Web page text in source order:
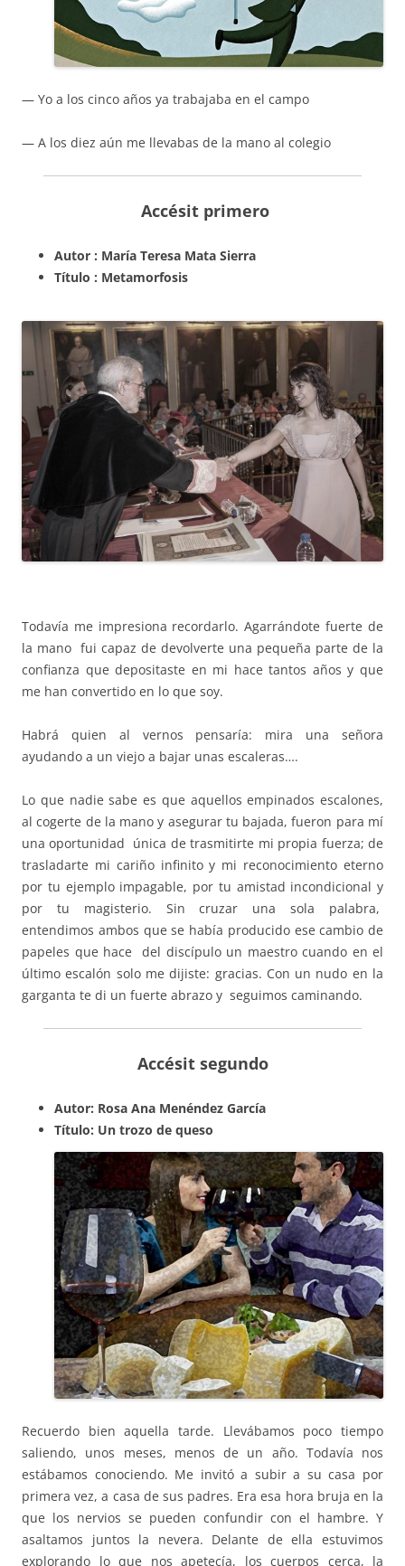
— Yo a los cinco años ya trabajaba en el campo
— A los diez aún me llevabas de la mano al colegio
Accésit primero
Autor : María Teresa Mata Sierra
Título : Metamorfosis
Todavía me impresiona recordarlo. Agarrándote fuerte de
la mano fui capaz de devolverte una pequeña parte de la
confianza que depositaste en mi hace tantos años y que
me han convertido en lo que soy.
Habrá quien al vernos pensaría: mira una señora
ayudando a un viejo a bajar unas escaleras….
Lo que nadie sabe es que aquellos empinados escalones,
al cogerte de la mano y asegurar tu bajada, fueron para mí
una oportunidad única de trasmitirte mi propia fuerza; de
trasladarte mi cariño infinito y mi reconocimiento eterno
por tu ejemplo impagable, por tu amistad incondicional y
por tu magisterio. Sin cruzar una sola palabra,
entendimos ambos que se había producido ese cambio de
papeles que hace del discípulo un maestro cuando en el
último escalón solo me dijiste: gracias. Con un nudo en la
garganta te di un fuerte abrazo y seguimos caminando.
Accésit segundo
Autor: Rosa Ana Menéndez García
Título: Un trozo de queso
Recuerdo bien aquella tarde. Llevábamos poco tiempo
saliendo, unos meses, menos de un año. Todavía nos
estábamos conociendo. Me invitó a subir a su casa por
primera vez, a casa de sus padres. Era esa hora bruja en la
que los nervios se pueden confundir con el hambre. Y
asaltamos juntos la nevera. Delante de ella estuvimos
explorando lo que nos apetecía, los cuerpos cerca, la